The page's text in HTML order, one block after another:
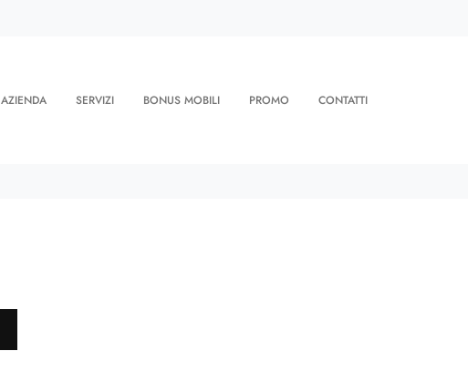
AZIENDA SERVIZI BONUS MOBILI PROMO CONTATTI